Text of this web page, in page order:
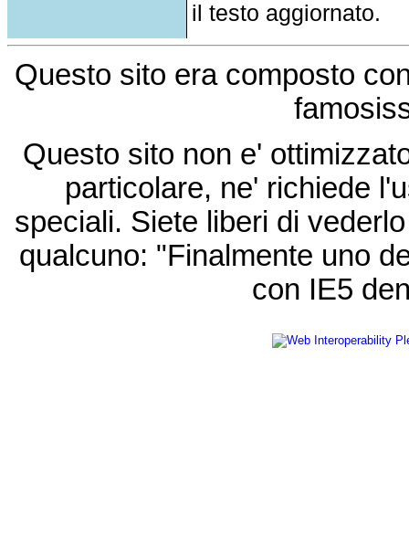
il testo aggiornato.
Questo sito era composto
Questo sito non e'
particolare, ne' richiede
speciali. Siete liberi di
qualcuno: "Finalmente uno
con IE5